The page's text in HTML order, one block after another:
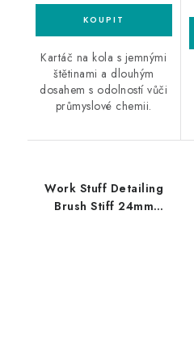
Kartáč na kola s jemnými
štětinami a dlouhým
dosahem s odolností vůči
průmyslové chemii.
Work Stuff Detailing
Brush Stiff 24mm